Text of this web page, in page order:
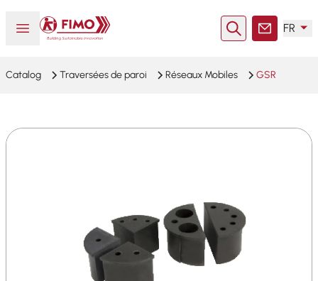
Ouvrir ou fermer le menu
Retour à l'accueil
Rechercher
Contact
FR
Catalog Traversées de paroi Réseaux Mobiles GSR